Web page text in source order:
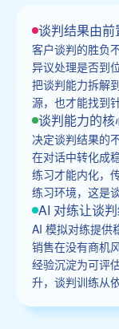
谈判结果由
客户谈判的胜负
异议处理是否到
把谈判能力拆解
源，也才能找到
谈判能力的
决定谈判结果的
在对话中转化成
练习才能内化，
练习环境，这是
AI 对练让谈
AI 模拟对练提供
销售在没有商机
经验沉淀为可评
升，谈判训练从